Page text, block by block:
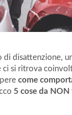
di disattenzione,
ci si ritrova
come
5 cose da NON